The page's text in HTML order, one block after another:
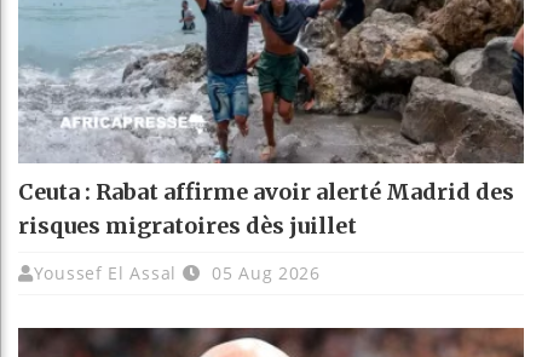
Ceuta : Rabat affirme avoir alerté Madrid des
risques migratoires dès juillet
Youssef El Assal 05 Aug 2026